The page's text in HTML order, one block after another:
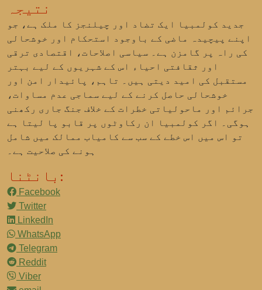
نتیجہ
جدید کولمبیا ایک تضاد اور چیلنجز کا ملک ہے، جو
اپنے پیچیدہ ماضی کے باوجود استحکام اور خوشحالی
کی راہ پر گامزن ہے۔ سیاسی اصلاحات، اقتصادی ترقی
اور ثقافتی احیاء اس کے شہریوں کے لیے بہتر
مستقبل کی امید دیتی ہیں۔ تاہم، پائیدار امن اور
خوشحالی حاصل کرنے کے لیے سماجی عدم مساوات،
جرائم اور ماحولیاتی خطرات کے خلاف جنگ جاری رکھنی
ہوگی۔ اگر کولمبیا ان رکاوٹوں پر قابو پا لیتا ہے
تو اس میں اس خطے کے سب سے کامیاب ممالک میں شامل
ہونے کی صلاحیت ہے۔
بانٹنا:
Facebook
Twitter
LinkedIn
WhatsApp
Telegram
Reddit
Viber